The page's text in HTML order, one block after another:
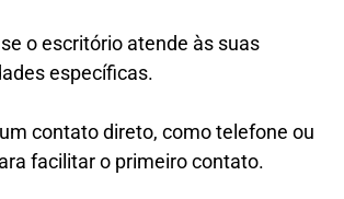
o escritório atende às suas
específicas.
contato direto, como telefone ou
facilitar o primeiro contato.